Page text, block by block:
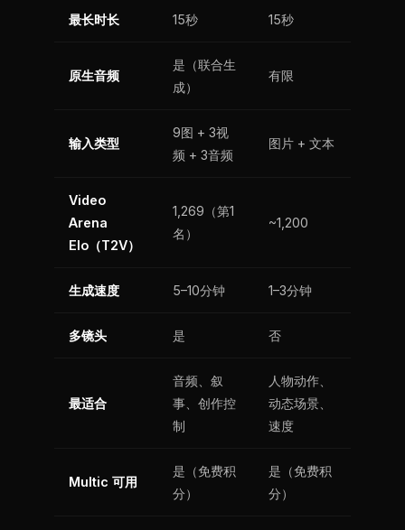
最长时长 15秒 15秒
原生音频
是（联合生
成）
有限
输入类型
9图 + 3视
频 + 3音频
图片 + 文本
Video
Arena
Elo（T2V）
1,269（第1
名）
~1,200
生成速度 5–10分钟 1–3分钟
多镜头 是 否
最适合
音频、叙
事、创作控
制
人物动作、
动态场景、
速度
Multic 可用
是（免费积
分）
是（免费积
分）